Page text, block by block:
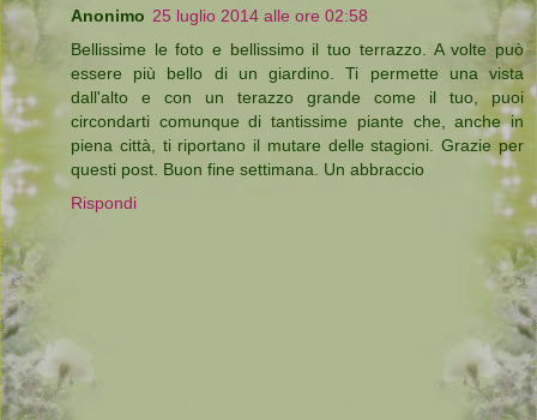
Anonimo 25 luglio 2014 alle ore 02:58
Bellissime le foto e bellissimo il tuo terrazzo. A volte può
essere più bello di un giardino. Ti permette una vista
dall'alto e con un terazzo grande come il tuo, puoi
circondarti comunque di tantissime piante che, anche in
piena città, ti riportano il mutare delle stagioni. Grazie per
questi post. Buon fine settimana. Un abbraccio
Rispondi